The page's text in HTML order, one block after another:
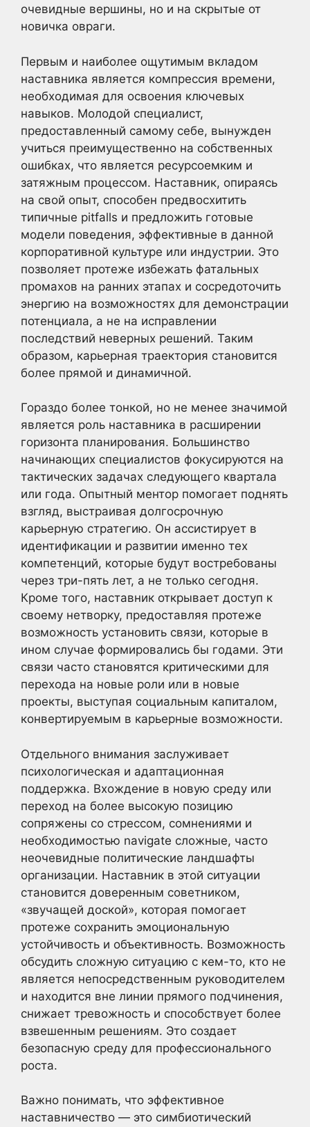
очевидные вершины, но и на скрытые от
новичка овраги.
Первым и наиболее ощутимым вкладом
наставника является компрессия времени,
необходимая для освоения ключевых
навыков. Молодой специалист,
предоставленный самому себе, вынужден
учиться преимущественно на собственных
ошибках, что является ресурсоемким и
затяжным процессом. Наставник, опираясь
на свой опыт, способен предвосхитить
типичные pitfalls и предложить готовые
модели поведения, эффективные в данной
корпоративной культуре или индустрии. Это
позволяет протеже избежать фатальных
промахов на ранних этапах и сосредоточить
энергию на возможностях для демонстрации
потенциала, а не на исправлении
последствий неверных решений. Таким
образом, карьерная траектория становится
более прямой и динамичной.
Гораздо более тонкой, но не менее значимой
является роль наставника в расширении
горизонта планирования. Большинство
начинающих специалистов фокусируются на
тактических задачах следующего квартала
или года. Опытный ментор помогает поднять
взгляд, выстраивая долгосрочную
карьерную стратегию. Он ассистирует в
идентификации и развитии именно тех
компетенций, которые будут востребованы
через три-пять лет, а не только сегодня.
Кроме того, наставник открывает доступ к
своему нетворку, предоставляя протеже
возможность установить связи, которые в
ином случае формировались бы годами. Эти
связи часто становятся критическими для
перехода на новые роли или в новые
проекты, выступая социальным капиталом,
конвертируемым в карьерные возможности.
Отдельного внимания заслуживает
психологическая и адаптационная
поддержка. Вхождение в новую среду или
переход на более высокую позицию
сопряжены со стрессом, сомнениями и
необходимостью navigate сложные, часто
неочевидные политические ландшафты
организации. Наставник в этой ситуации
становится доверенным советником,
«звучащей доской», которая помогает
протеже сохранить эмоциональную
устойчивость и объективность. Возможность
обсудить сложную ситуацию с кем-то, кто не
является непосредственным руководителем
и находится вне линии прямого подчинения,
снижает тревожность и способствует более
взвешенным решениям. Это создает
безопасную среду для профессионального
роста.
Важно понимать, что эффективное
наставничество — это симбиотический